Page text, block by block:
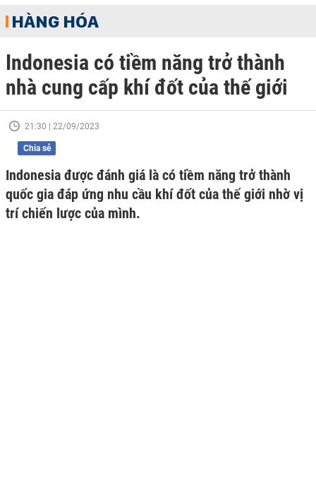
HÀNG HÓA
Indonesia có tiềm năng trở thành
nhà cung cấp khí đốt của thế giới
21:30 | 22/09/2023
Chia sẻ
Indonesia được đánh giá là có tiềm năng trở thành
quốc gia đáp ứng nhu cầu khí đốt của thế giới nhờ vị
trí chiến lược của mình.